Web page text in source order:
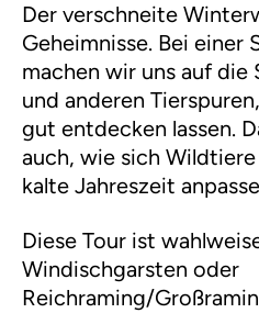
Der verschneite
Geheimnisse. Bei einer
machen wir uns auf die
und anderen
gut entdecken lassen.
auch, wie sich
kalte Jahreszeit
Diese Tour ist
Windischgarsten oder
Reichraming/